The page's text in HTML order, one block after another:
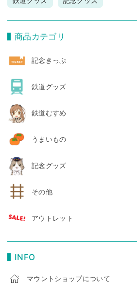
商品カテゴリ
記念きっぷ
鉄道グッズ
鉄道むすめ
うまいもの
記念グッズ
その他
アウトレット
INFO
マウントショップについて